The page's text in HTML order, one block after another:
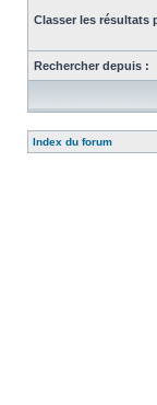
Classer les résultats
Rechercher depuis :
Index du forum